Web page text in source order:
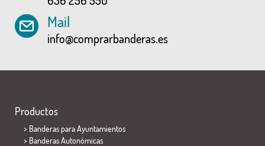
Mail
info@comprarbanderas.es
Productos
> Banderas para Ayuntamientos
> Banderas Autonómicas